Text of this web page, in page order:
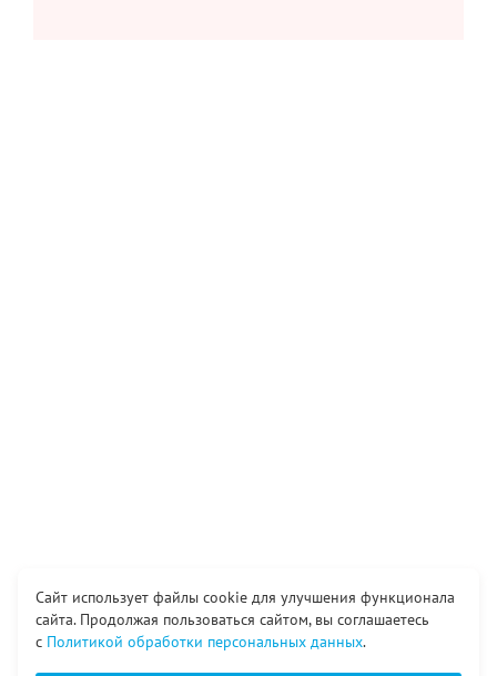
Сайт использует файлы cookie для улучшения функционала
сайта. Продолжая пользоваться сайтом, вы соглашаетесь
с Политикой обработки персональных данных.